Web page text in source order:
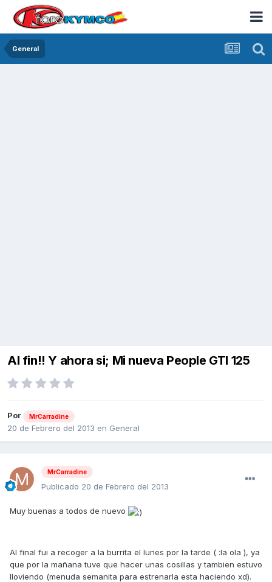
General
Al fin!! Y ahora si; Mi nueva People GTI 125
Por MrCarradine
20 de Febrero del 2013 en General
MrCarradine
Publicado 20 de Febrero del 2013
Muy buenas a todos de nuevo
Al final fui a recoger a la burrita el lunes por la tarde ( :la ola ), ya
que por la mañana tuve que hacer unas cosillas y tambien estuvo
lloviendo (menuda semanita para estrenarla esta haciendo xd).